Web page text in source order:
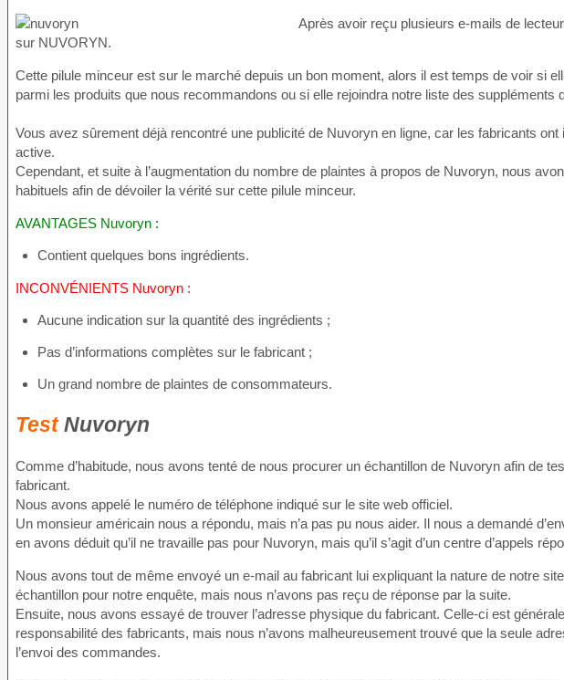
Après avoir reçu plusieurs e-mails de
sur NUVORYN.
Cette pilule minceur est sur le marché depuis un bon moment, alors il est temps de voir si
parmi les produits que nous recommandons ou si elle rejoindra notre liste des suppléments
Vous avez sûrement déjà rencontré une publicité de Nuvoryn en ligne, car les fabricants
active.
Cependant, et suite à l’augmentation du nombre de plaintes à propos de Nuvoryn, nous
habituels afin de dévoiler la vérité sur cette pilule minceur.
AVANTAGES Nuvoryn :
Contient quelques bons ingrédients.
INCONVÉNIENTS Nuvoryn :
Aucune indication sur la quantité des ingrédients ;
Pas d’informations complètes sur le fabricant ;
Un grand nombre de plaintes de consommateurs.
TestNuvoryn
Comme d’habitude, nous avons tenté de nous procurer un échantillon de Nuvoryn afin de
fabricant.
Nous avons appelé le numéro de téléphone indiqué sur le site web officiel.
Un monsieur américain nous a répondu, mais n’a pas pu nous aider. Il nous a demandé
en avons déduit qu’il ne travaille pas pour Nuvoryn, mais qu’il s’agit d’un centre d’appels
Nous avons tout de même envoyé un e-mail au fabricant lui expliquant la nature de notre
échantillon pour notre enquête, mais nous n’avons pas reçu de réponse par la suite.
Ensuite, nous avons essayé de trouver l’adresse physique du fabricant. Celle-ci est
responsabilité des fabricants, mais nous n’avons malheureusement trouvé que la seule
l’envoi des commandes.